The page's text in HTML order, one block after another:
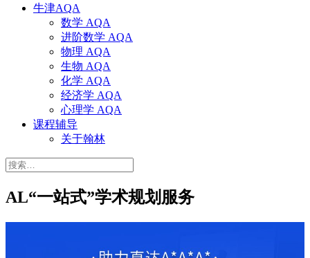
牛津AQA
数学 AQA
进阶数学 AQA
物理 AQA
生物 AQA
化学 AQA
经济学 AQA
心理学 AQA
课程辅导
关于翰林
搜
AL“一站式”学术规划服务